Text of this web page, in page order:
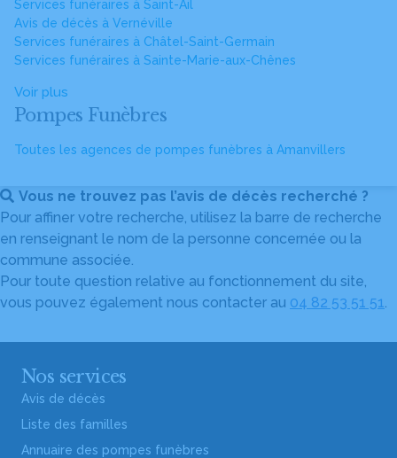
Services funéraires à Saint-Ail
Avis de décès à Vernéville
Services funéraires à Châtel-Saint-Germain
Services funéraires à Sainte-Marie-aux-Chênes
Voir plus
Pompes Funèbres
Toutes les agences de pompes funèbres à Amanvillers
Vous ne trouvez pas l’avis de décès recherché ?
Pour affiner votre recherche, utilisez la barre de recherche
en renseignant le nom de la personne concernée ou la
commune associée.
Pour toute question relative au fonctionnement du site,
vous pouvez également nous contacter au 04 82 53 51 51.
Nos services
Avis de décès
Liste des familles
Annuaire des pompes funèbres